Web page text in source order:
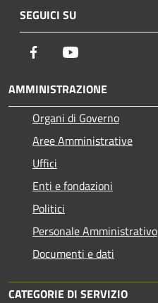
SEGUICI SU
Facebook
AMMINISTRAZIONE
Organi di Governo
Aree Amministrative
Uffici
Enti e fondazioni
Politici
Personale Amministrativo
Documenti e dati
CATEGORIE DI SERVIZIO